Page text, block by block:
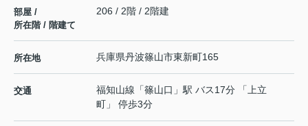
部屋 /
所在階 / 階建て
206 / 2階 / 2階建
所在地 兵庫県丹波篠山市東新町165
交通 福知山線 「篠山口 」駅 バス17分 「上立
町」 停歩3分